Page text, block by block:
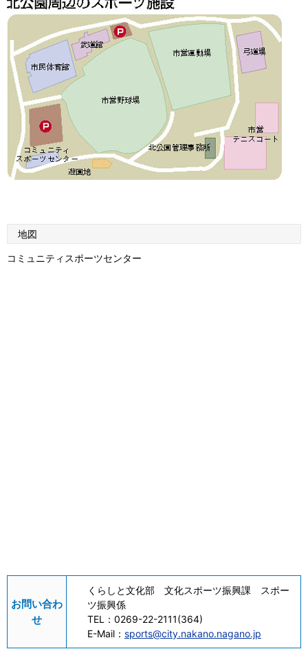
地図
コミュニティスポーツセンター
お問い合わ
せ
くらしと文化部 文化スポーツ振興課 スポー
ツ振興係
TEL： 0269-22-2111(364)
E-Mail： sports@city.nakano.nagano.jp